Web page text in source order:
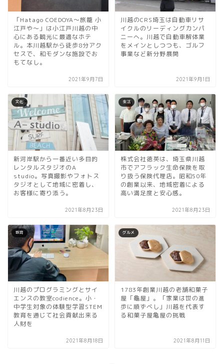
「Hatago COEDOYA～旅籠 小
江戸や～」は小江戸川越の中
心にある観光に最適なホテ
ル。本川越駅から徒歩8分アク
セスで、和モダンな施設でお
もてなし。
2021年9月7日
川越のCRS埼玉は自動車リサ
イクルのリーディングカンパ
ニーへ。川越で自動車解体業
をメインとしつつも、ゴルフ
事業など新分野展開
2021年9月1日
文化
新河岸駅から一番近い多目的
レンタルスタジオのA
studio。写真撮影やフォトス
タジオとして地域に密着し、
お客様に寄り添う。
2021年8月23日
生活
株式会社徳英は、埼玉県川越
市でアフラック生命保険を取
り扱う保険代理店。昭和50年
の創業以来、地域密着による
高い満足度と安心感。
2021年8月23日
教育
川越のプログラミングとサイ
エンスの教室codience。小・
中学生対象の体験型学習STEM
教育を通じて社会貢献出来る
人財を
2021年8月18日
グルメ
1783年創業川越の老舗和菓子
屋「龜屋」。「家業は世の進
歩に順ずべし」川越を代表す
る和菓子屋亀屋の挑戦
2021年8月11日